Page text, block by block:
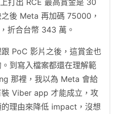
後 Meta 再加碼 75000，
折合台幣 343 萬。
PoC 影片之後，這賞金也
到寫入檔案都還在理解範
那裡，我以為 Meta 會給
Viber app 才能成立，攻
理由來降低 impact，沒想